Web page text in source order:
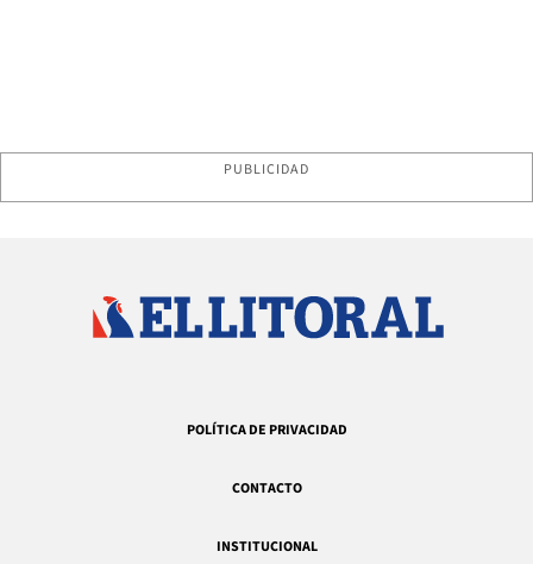
PUBLICIDAD
POLÍTICA DE PRIVACIDAD
CONTACTO
INSTITUCIONAL